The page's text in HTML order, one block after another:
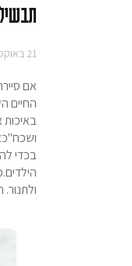
21 באוקטובר 2021
אם
החיים
בכדי